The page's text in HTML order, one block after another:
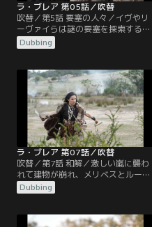
ラ・ブレア 第05話／吹替
吹替／第5話 要塞の人々／イヴやリ
ーヴァイらは謎の要塞を探索する
が、疑問はさらに増すばかり。ギャ
ヴィンとイジーは、未曾有の災害を
の警告にもかかわらず、新たな味方
の助けを借り、家族を救うために危
険で無許可の救出作戦に乗り出す。
Dubbing
ラ・ブレア 第07話／吹替
吹替／第7話 和解／激しい嵐に襲わ
れて建物が崩れ、メリベスとルーカ
スの命が危険にさらされる。皆の地
上への帰還を阻止したことから周囲
もあり、必死になって2人を助けよ
Dubbing